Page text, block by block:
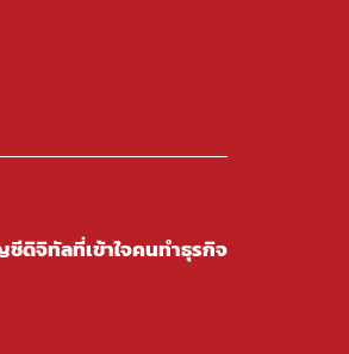
ดิจิทัลที่เข้าใจคนทำธุรกิจ